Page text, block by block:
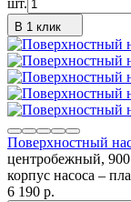
В 1 клик
Поверхностный
центробежный,
корпус насоса –
6 190 p.